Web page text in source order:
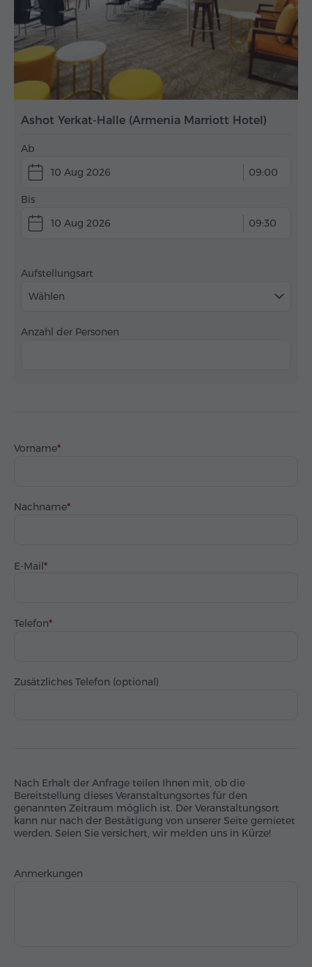
Ashot Yerkat-Halle (Armenia Marriott Hotel)
Ab
10 Aug 2026
09:00
Bis
10 Aug 2026
09:30
Aufstellungsart
Wählen
Anzahl der Personen
Vorname
Nachname
E-Mail
Telefon
Zusätzliches Telefon (optional)
Nach Erhalt der Anfrage teilen Ihnen mit, ob die
Bereitstellung dieses Veranstaltungsortes für den
genannten Zeitraum möglich ist. Der Veranstaltungsort
kann nur nach der Bestätigung von unserer Seite gemietet
werden. Seien Sie versichert, wir melden uns in Kürze!
Anmerkungen